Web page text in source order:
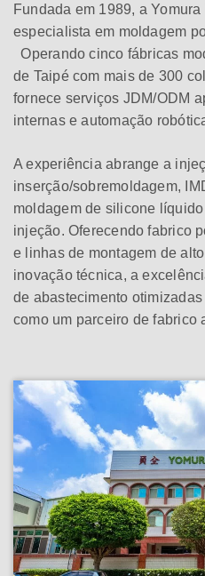
Fundada em 1989, a
especialista em moldagem
Operando cinco fábricas
de Taipé com mais de 300
fornece serviços JDM/ODM
internas e automação
A experiência abrange a
inserção/sobremoldagem,
moldagem de silicone
injeção. Oferecendo fabrico
e linhas de montagem de
inovação técnica, a
de abastecimento
como um parceiro de fabrico